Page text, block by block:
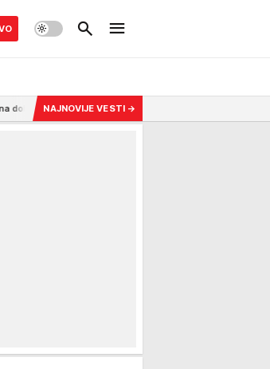
streljačkim vodom je odbila da uradi jednu star! (VIDEO)
NAJNOVIJE VESTI →